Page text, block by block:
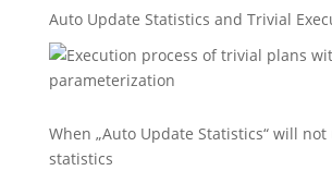
Auto Update Statistics and Trivial
When „Auto Update Statistics“ will
statistics